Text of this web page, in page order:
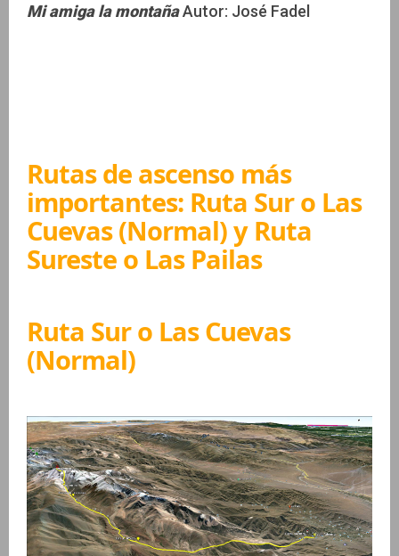
Mi amiga la montañaAutor: José Fadel
Rutas de ascenso más
importantes: Ruta Sur o Las
Cuevas (Normal) y Ruta
Sureste o Las Pailas
Ruta Sur o Las Cuevas
(Normal)